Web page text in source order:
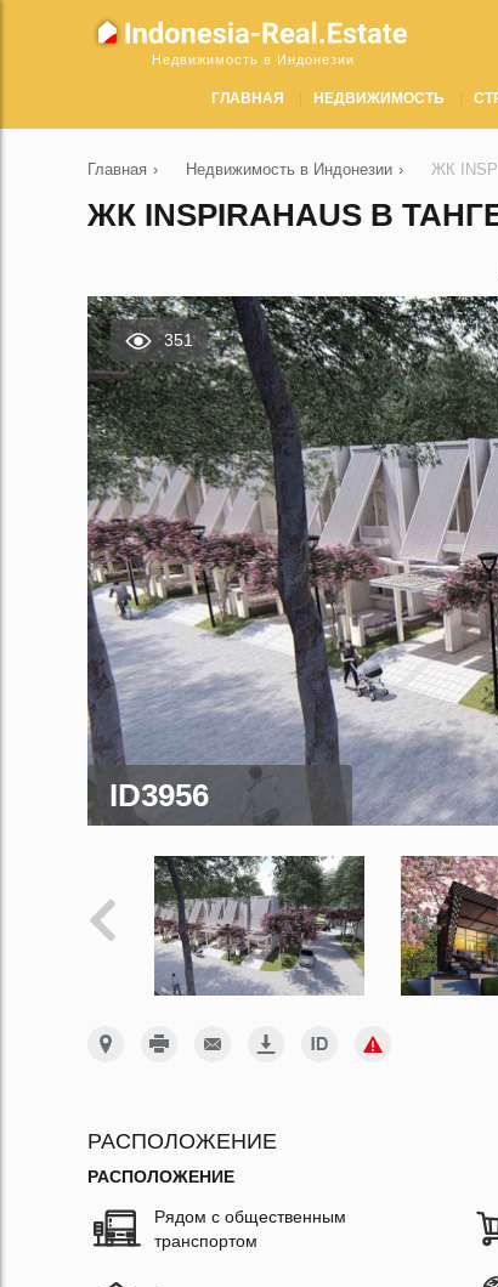
Недвижимость в Индонезии
ГЛАВНАЯ НЕДВИЖИМОСТЬ
Главная › Недвижимость в Индонезии › ЖК
ЖК INSPIRAHAUS В
351
ID3956
РАСПОЛОЖЕНИЕ
РАСПОЛОЖЕНИЕ
Рядом с общественным
транспортом